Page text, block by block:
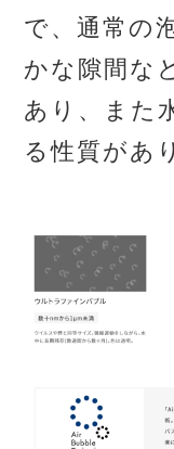
で、通常の
かな隙間な
あり、また
る性質があ